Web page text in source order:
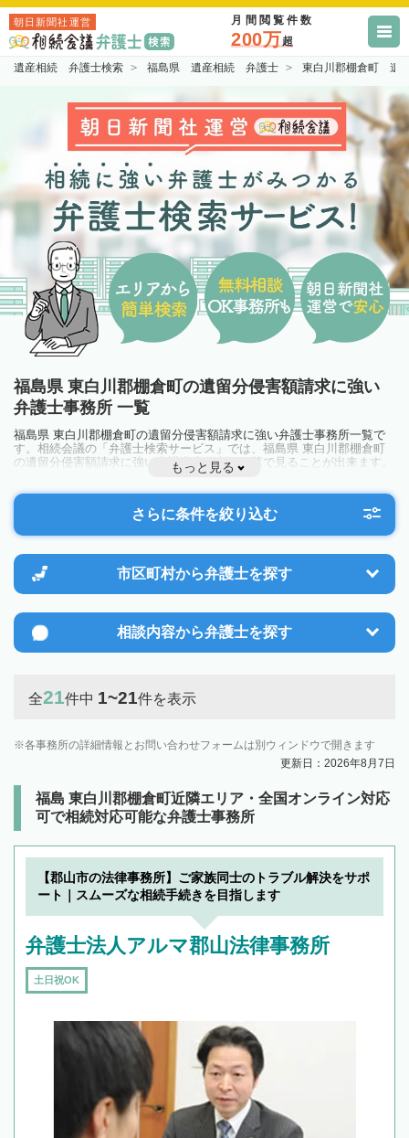
朝日新聞社運営 月間閲覧件数
200万超
遺産相続 弁護士検索 福島県 遺産相続 弁護士 東白川郡棚倉町 遺
福島県 東白川郡棚倉町の遺留分侵害額請求に強い
弁護士事務所 一覧
福島県 東白川郡棚倉町の遺留分侵害額請求に強い弁護士事務所一覧で
す。相続会議の「弁護士検索サービス」では、福島県 東白川郡棚倉町
の遺留分侵害額請求に強い弁護士事務所を一覧で見ることが出来ます。
相続のトラブルやお悩みを抱えている方は一度近隣の弁護士に相談して
みましょう。
もっと見る
さらに条件を絞り込む
市区町村から弁護士を探す
相談内容から弁護士を探す
全21件中 1~21件を表示
各事務所の詳細情報とお問い合わせフォームは別ウィンドウで開きます
更新日：2026年8月7日
福島 東白川郡棚倉町近隣エリア・全国オンライン対応
可で相続対応可能な弁護士事務所
【郡山市の法律事務所】ご家族同士のトラブル解決をサポ
ート｜スムーズな相続手続きを目指します
弁護士法人アルマ郡山法律事務所
土日祝OK